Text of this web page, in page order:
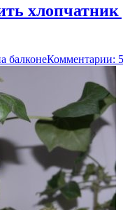
балконеКомментарии: